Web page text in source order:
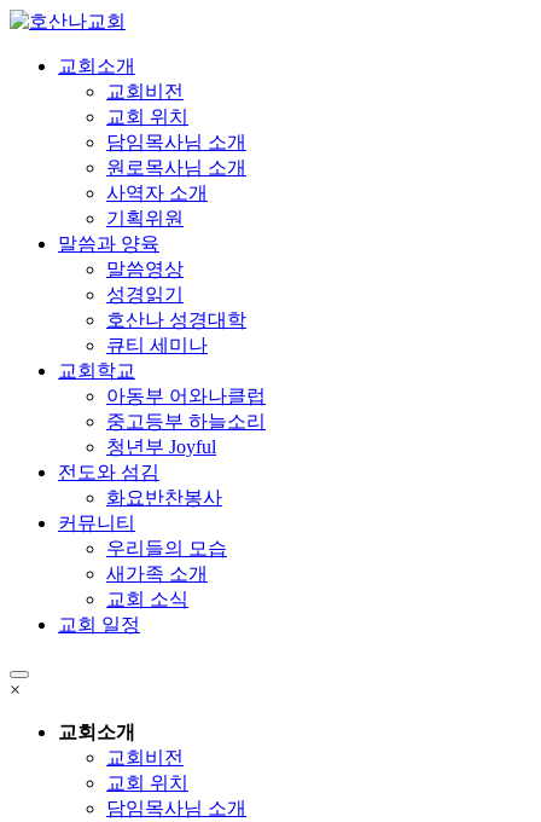
교회소개
교회비전
교회 위치
담임목사님 소개
원로목사님 소개
사역자 소개
기획위원
말씀과 양육
말씀영상
성경읽기
호산나 성경대학
큐티 세미나
교회학교
아동부 어와나클럽
중고등부 하늘소리
청년부 Joyful
전도와 섬김
화요반찬봉사
커뮤니티
우리들의 모습
새가족 소개
교회 소식
교회 일정
×
교회소개
교회비전
교회 위치
담임목사님 소개